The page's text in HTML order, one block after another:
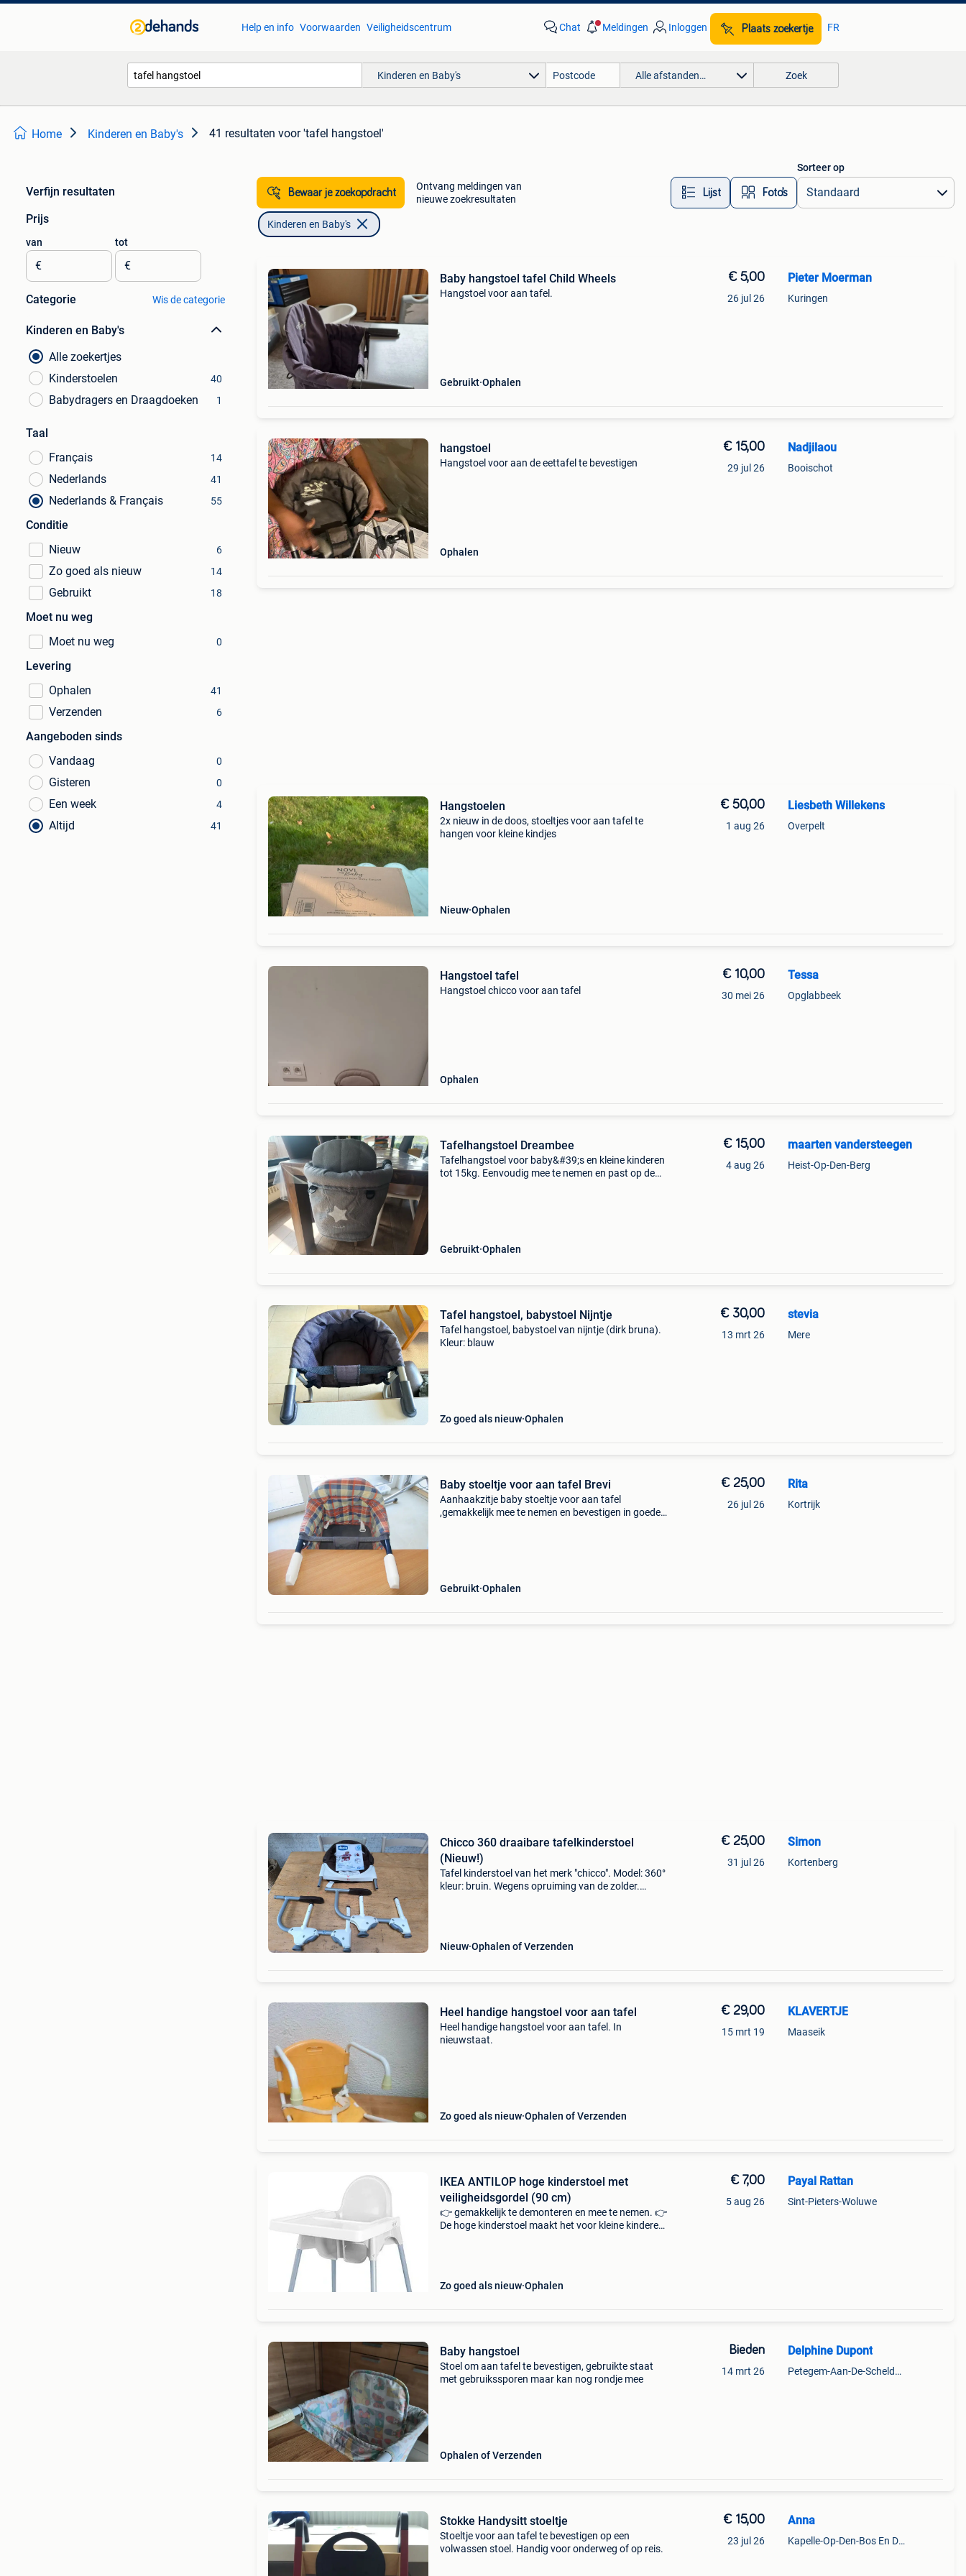
Help en info Voorwaarden Veiligheidscentrum Chat Meldingen Inloggen Plaats zoekertje FR
Kinderen en Baby's Alle afstanden… Zoek
Home Kinderen en Baby's 41 resultaten voor 'tafel hangstoel'
Verfijn resultaten
Prijs
van
€
tot
€
Categorie Wis de categorie
Kinderen en Baby's
Alle zoekertjes
Kinderstoelen
40
Babydragers en Draagdoeken 1
Taal
Français
14
Nederlands 41
Nederlands & Français 55
Conditie
Nieuw
6
Zo goed als nieuw 14
Gebruikt 18
Moet nu weg
Moet nu weg
0
Levering
Ophalen
41
Verzenden 6
Aangeboden sinds
Vandaag
0
Gisteren 0
Een week 4
Altijd 41
Bewaar je zoekopdracht
Ontvang meldingen van
nieuwe zoekresultaten
Lijst Foto’s
Sorteer op
Kinderen en Baby's
Baby hangstoel tafel Child Wheels
Hangstoel voor aan tafel.
Gebruikt Ophalen
€ 5,00
26 jul 26
Pieter Moerman
Kuringen
hangstoel
Hangstoel voor aan de eettafel te bevestigen
Ophalen
€ 15,00
29 jul 26
Nadjilaou
Booischot
Hangstoelen
2x nieuw in de doos, stoeltjes voor aan tafel te
hangen voor kleine kindjes
Nieuw Ophalen
€ 50,00
1 aug 26
Liesbeth Willekens
Overpelt
Hangstoel tafel
Hangstoel chicco voor aan tafel
Ophalen
€ 10,00
30 mei 26
Tessa
Opglabbeek
Tafelhangstoel Dreambee
Tafelhangstoel voor baby&#39;s en kleine kinderen
tot 15kg. Eenvoudig mee te nemen en past op de
Gebruikt Ophalen
€ 15,00
4 aug 26
maarten vandersteegen
Heist-Op-Den-Berg
Tafel hangstoel, babystoel Nijntje
Tafel hangstoel, babystoel van nijntje (dirk bruna).
Kleur: blauw
Zo goed als nieuw Ophalen
€ 30,00
13 mrt 26
stevia
Mere
Baby stoeltje voor aan tafel Brevi
Aanhaakzitje baby stoeltje voor aan tafel
,gemakkelijk mee te nemen en bevestigen in goede
Gebruikt Ophalen
€ 25,00
26 jul 26
Rita
Kortrijk
Chicco 360 draaibare tafelkinderstoel
(Nieuw!)
Tafel kinderstoel van het merk "chicco". Model: 360°
kleur: bruin. Wegens opruiming van de zolder.
Nieuw Ophalen of Verzenden
€ 25,00
31 jul 26
Simon
Kortenberg
Heel handige hangstoel voor aan tafel
Heel handige hangstoel voor aan tafel. In
nieuwstaat.
Zo goed als nieuw Ophalen of Verzenden
€ 29,00
15 mrt 19
KLAVERTJE
Maaseik
IKEA ANTILOP hoge kinderstoel met
veiligheidsgordel (90 cm)
👉 gemakkelijk te demonteren en mee te nemen. 👉
De hoge kinderstoel maakt het voor kleine kinderen
Zo goed als nieuw Ophalen
€ 7,00
5 aug 26
Payal Rattan
Sint-Pieters-Woluwe
Baby hangstoel
Stoel om aan tafel te bevestigen, gebruikte staat
met gebruikssporen maar kan nog rondje mee
Ophalen of Verzenden
Bieden
14 mrt 26
Delphine Dupont
Petegem-Aan-De-Schelde + Deel Van Oudenaarde
Stokke Handysitt stoeltje
Stoeltje voor aan tafel te bevestigen op een
volwassen stoel. Handig voor onderweg of op reis.
€ 15,00
23 jul 26
Anna
Kapelle-Op-Den-Bos En Deel Van Zemst